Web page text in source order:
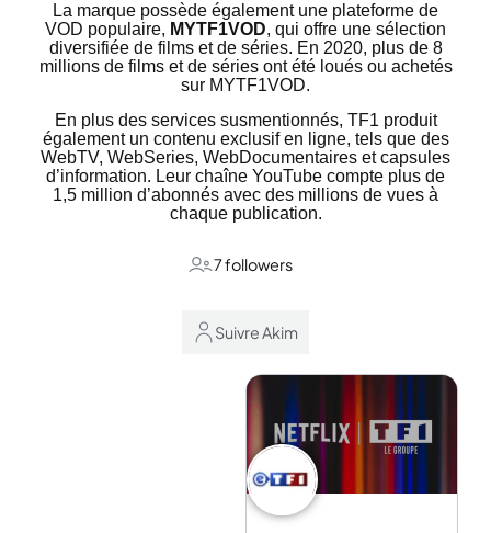
La marque possède également une plateforme de
VOD populaire, MYTF1VOD, qui offre une sélection
diversifiée de films et de séries. En 2020, plus de 8
millions de films et de séries ont été loués ou achetés
sur MYTF1VOD.
En plus des services susmentionnés, TF1 produit
également un contenu exclusif en ligne, tels que des
WebTV, WebSeries, WebDocumentaires et capsules
d’information. Leur chaîne YouTube compte plus de
1,5 million d’abonnés avec des millions de vues à
chaque publication.
7 followers
Suivre Akim